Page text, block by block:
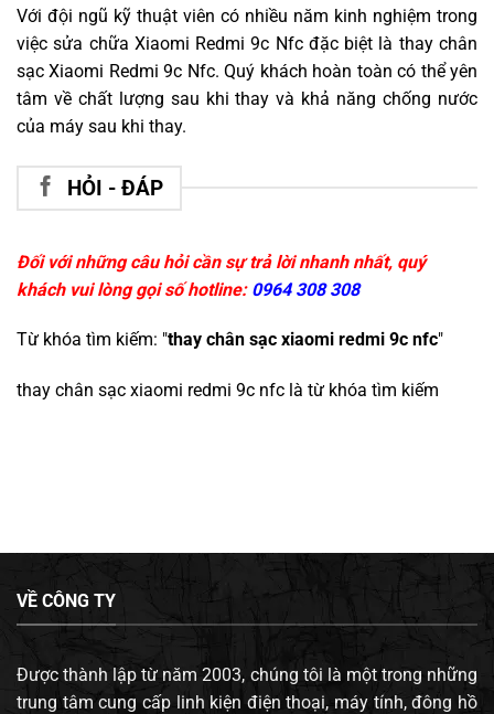
Với đội ngũ kỹ thuật viên có nhiều năm kinh nghiệm trong
việc sửa chữa Xiaomi Redmi 9c Nfc đặc biệt là thay chân
sạc Xiaomi Redmi 9c Nfc. Quý khách hoàn toàn có thể yên
tâm về chất lượng sau khi thay và khả năng chống nước
của máy sau khi thay.
HỎI - ĐÁP
Đối với những câu hỏi cần sự trả lời nhanh nhất, quý
khách vui lòng gọi số hotline: 0964 308 308
Từ khóa tìm kiếm: "thay chân sạc xiaomi redmi 9c nfc"
thay chân sạc xiaomi redmi 9c nfc là từ khóa tìm kiếm
VỀ CÔNG TY
Được thành lập từ năm 2003, chúng tôi là một trong những
trung tâm cung cấp linh kiện điện thoại, máy tính, đông hồ